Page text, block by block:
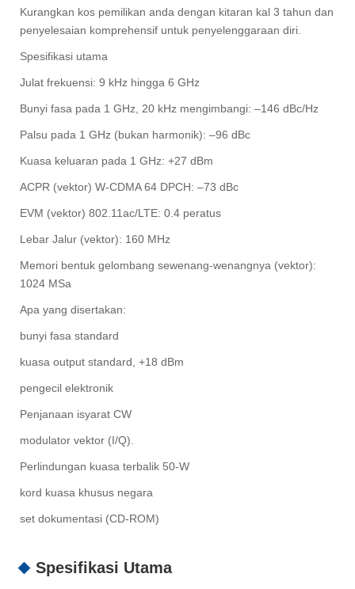
Kurangkan kos pemilikan anda dengan kitaran kal 3 tahun dan
penyelesaian komprehensif untuk penyelenggaraan diri.
Spesifikasi utama
Julat frekuensi: 9 kHz hingga 6 GHz
Bunyi fasa pada 1 GHz, 20 kHz mengimbangi: –146 dBc/Hz
Palsu pada 1 GHz (bukan harmonik): –96 dBc
Kuasa keluaran pada 1 GHz: +27 dBm
ACPR (vektor) W-CDMA 64 DPCH: –73 dBc
EVM (vektor) 802.11ac/LTE: 0.4 peratus
Lebar Jalur (vektor): 160 MHz
Memori bentuk gelombang sewenang-wenangnya (vektor):
1024 MSa
Apa yang disertakan:
bunyi fasa standard
kuasa output standard, +18 dBm
pengecil elektronik
Penjanaan isyarat CW
modulator vektor (I/Q).
Perlindungan kuasa terbalik 50-W
kord kuasa khusus negara
set dokumentasi (CD-ROM)
Spesifikasi Utama